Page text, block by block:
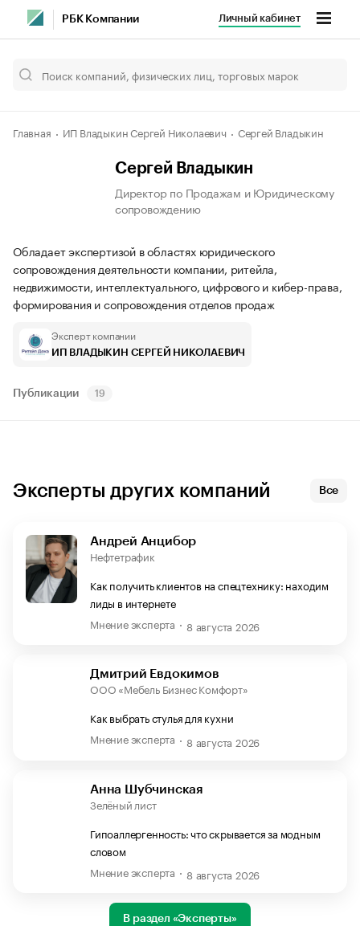
РБК Компании Личный кабинет
Главная ИП Владыкин Сергей Николаевич Сергей Владыкин
Сергей Владыкин
Директор по Продажам и Юридическому
сопровождению
Обладает экспертизой в областях юридического
сопровождения деятельности компании, ритейла,
недвижимости, интеллектуального, цифрового и кибер-права,
формирования и сопровождения отделов продаж
Эксперт компании
ИП ВЛАДЫКИН СЕРГЕЙ НИКОЛАЕВИЧ
Публикации 19
Эксперты других компаний Все
Андрей Анцибор
Нефтетрафик
Как получить клиентов на спецтехнику: находим
лиды в интернете
Мнение эксперта
8 августа 2026
Дмитрий Евдокимов
ООО «Мебель Бизнес Комфорт»
Как выбрать стулья для кухни
Мнение эксперта
8 августа 2026
Анна Шубчинская
Зелёный лист
Гипоаллергенность: что скрывается за модным
словом
Мнение эксперта
8 августа 2026
В раздел «Эксперты»